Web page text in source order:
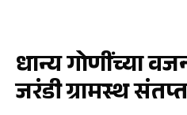
धान्य गोणींच्या
जरंडी ग्रामस्थ संतप्त